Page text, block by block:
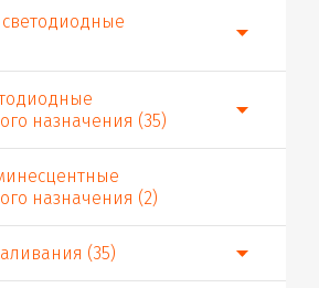
назначения (35)
назначения (2)
(35)